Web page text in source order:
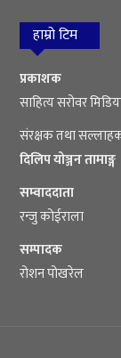
हाम्रो टिम
प्रकाशक
साहित्य सरोवर
संरक्षक तथा
दिलिप योञ्जन तामाङ्ग
सम्वाददाता
रन्जु कोईराला
सम्पादक
रोशन पोखरेल